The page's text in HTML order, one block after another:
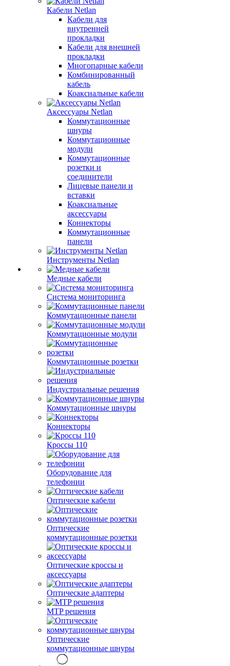
Кабели Netlan
Кабели для
внутренней
прокладки
Кабели для внешней
прокладки
Многопарные кабели
Комбинированный
кабель
Коаксиальные кабели
Аксессуары Netlan
Коммутационные
шнуры
Коммутационные
модули
Коммутационные
розетки и
соединители
Лицевые панели и
вставки
Коаксиальные
аксессуары
Коннекторы
Коммутационные
панели
Инструменты Netlan
Медные кабели
Система мониторинга
Коммутационные панели
Коммутационные модули
Коммутационные розетки
Индустриальные решения
Коммутационные шнуры
Коннекторы
Кроссы 110
Оборудование для
телефонии
Оптические кабели
Оптические
коммутационные розетки
Оптические кроссы и
аксессуары
Оптические адаптеры
MTP решения
Оптические
коммутационные шнуры